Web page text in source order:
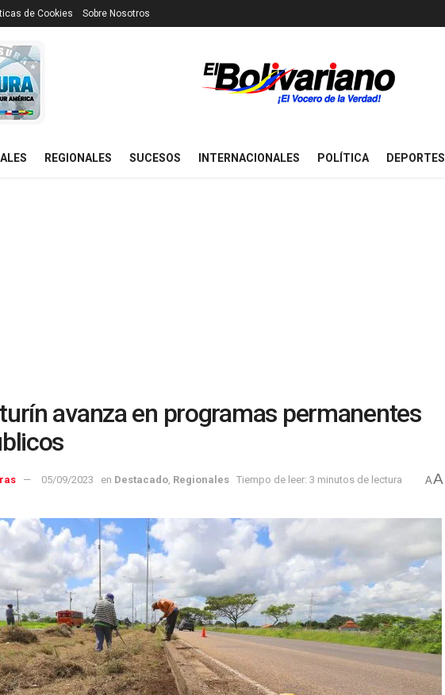
de Cookies Sobre Nosotros
REGIONALES SUCESOS INTERNACIONALES POLÍTICA DEPORTES
avanza en programas permanentes
05/09/2023 en Destacado Regionales Tiempo de leer: 3 minutos de lectura AA